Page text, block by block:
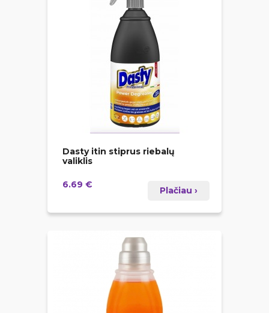
Dasty itin stiprus riebalų
valiklis
6.69 €
Plačiau ›